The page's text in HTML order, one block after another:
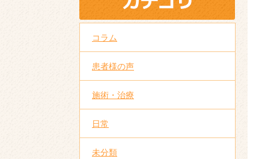
コラム
患者様の声
施術・治療
日常
未分類